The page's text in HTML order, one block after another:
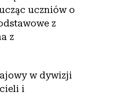
uczniów o
z
z
w dywizji
i